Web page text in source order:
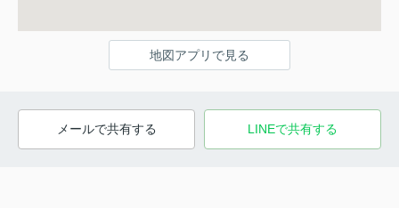
地図アプリで見る
メールで共有する LINEで共有する